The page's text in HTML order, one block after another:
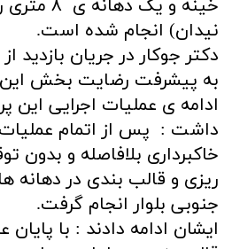
خینه و یک
نیدان) انجام شده است.
دکتر جوکار در جریان بازدید
به پیشرفت رضایت بخش
ادامه ی عملیات اجرایی این
داشت : پس از اتمام عملیات
خاکبرداری بلافاصله و بدون
ریزی و قالب بندی در دهانه
جنوبی بلوار انجام گرفت.
ایشان ادامه دادند : با